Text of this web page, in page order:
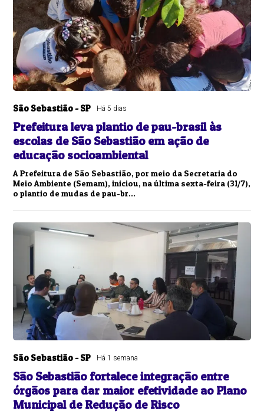
São Sebastião - SP Há 5 dias
Prefeitura leva plantio de pau-brasil às
escolas de São Sebastião em ação de
educação socioambiental
A Prefeitura de São Sebastião, por meio da Secretaria do
Meio Ambiente (Semam), iniciou, na última sexta-feira (31/7),
o plantio de mudas de pau-br...
São Sebastião - SP Há 1 semana
São Sebastião fortalece integração entre
órgãos para dar maior efetividade ao Plano
Municipal de Redução de Risco